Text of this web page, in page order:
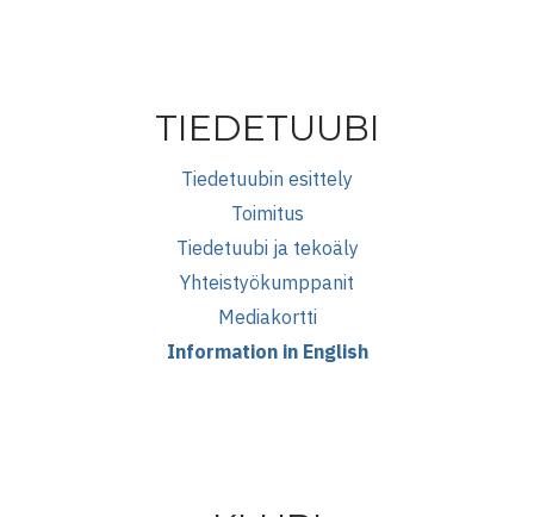
TIEDETUUBI
Tiedetuubin esittely
Toimitus
Tiedetuubi ja tekoäly
Yhteistyökumppanit
Mediakortti
Information in English